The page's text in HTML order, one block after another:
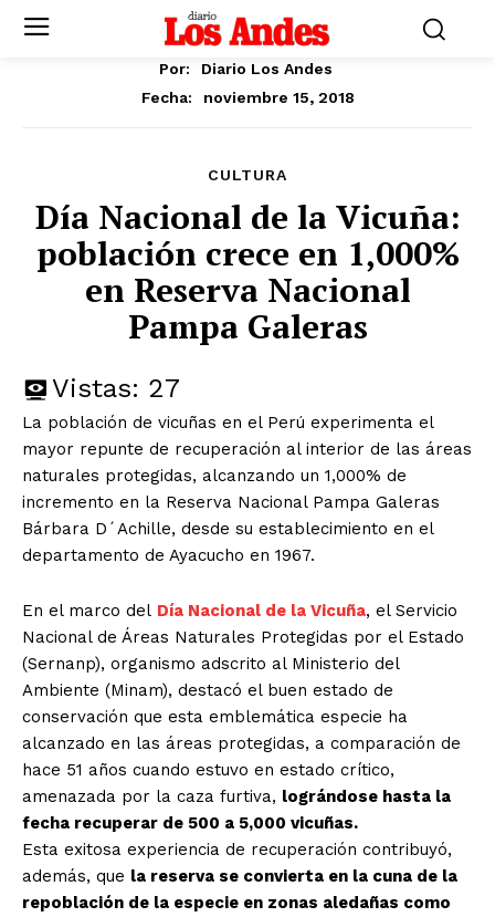
Por:
Diario Los Andes
Fecha:
noviembre 15, 2018
CULTURA
Día Nacional de la Vicuña:
población crece en 1,000%
en Reserva Nacional
Pampa Galeras
Vistas: 27
La población de vicuñas en el Perú experimenta el
mayor repunte de recuperación al interior de las áreas
naturales protegidas, alcanzando un 1,000% de
incremento en la Reserva Nacional Pampa Galeras
Bárbara D´Achille, desde su establecimiento en el
departamento de Ayacucho en 1967.
En el marco del Día Nacional de la Vicuña, el Servicio
Nacional de Áreas Naturales Protegidas por el Estado
(Sernanp), organismo adscrito al Ministerio del
Ambiente (Minam), destacó el buen estado de
conservación que esta emblemática especie ha
alcanzado en las áreas protegidas, a comparación de
hace 51 años cuando estuvo en estado crítico,
amenazada por la caza furtiva, lográndose hasta la
fecha recuperar de 500 a 5,000 vicuñas.
Esta exitosa experiencia de recuperación contribuyó,
además, que la reserva se convierta en la cuna de la
repoblación de la especie en zonas aledañas como